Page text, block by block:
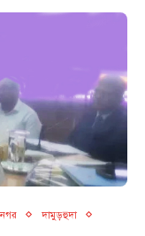
দামুড়হুদা